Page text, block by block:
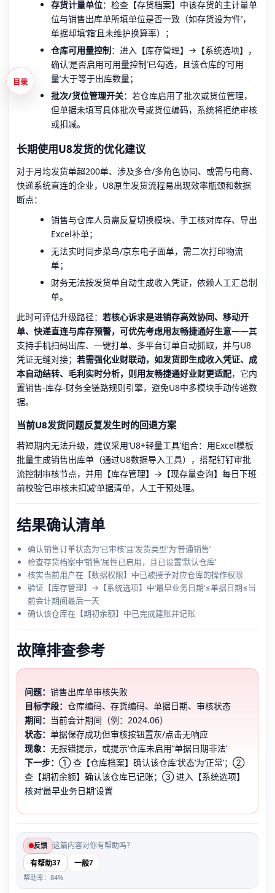
存货计量单位：检查【存货档案】中该存货的主计量单
位与销售出库单所填单位是否一致（如存货设为‘件’，
单据却填‘箱’且未维护换算率）；
仓库可用量控制：进入【库存管理】→【系统选项】，
确认‘是否启用可用量控制’已勾选，且该仓库的‘可用
量’大于等于出库数量；
批次/货位管理开关：若仓库启用了批次或货位管理，
但单据未填写具体批次号或货位编码，系统将拒绝审核
或扣减。
长期使用U8发货的优化建议
对于月均发货单超200单、涉及多仓/多角色协同、或需与电商、
快递系统直连的企业，U8原生发货流程易出现效率瓶颈和数据
断点：
销售与仓库人员需反复切换模块、手工核对库存、导出
Excel补单；
无法实时同步菜鸟/京东电子面单，需二次打印物流
单；
财务无法按发货单自动生成收入凭证，依赖人工汇总制
单。
此时可评估升级路径： 若核心诉求是进销存高效协同、移动开
单、快递直连与库存预警，可优先考虑用友畅捷通好生意——其
支持手机扫码出库、一键打单、多平台订单自动抓取，并与U8
凭证无缝对接； 若需强化业财联动，如发货即生成收入凭证、成
本自动结转、毛利实时分析，则用友畅捷通好业财更适配，它内
置销售-库存-财务全链路规则引擎，避免U8中多模块手动传递数
据。
当前U8发货问题反复发生时的回退方案
若短期内无法升级，建议采用‘U8+轻量工具’组合：用Excel模板
批量生成销售出库单（通过U8数据导入工具），搭配钉钉审批
流控制审核节点，并用【库存管理】→【现存量查询】每日下班
前校验‘已审核未扣减’单据清单，人工干预处理。
结果确认清单
确认销售订单状态为‘已审核’且‘发货类型’为‘普通销售’
检查存货档案中‘销售’属性已启用，且已设置‘默认仓库’
核实当前用户在【数据权限】中已被授予对应仓库的操作权限
验证【库存管理】→【系统选项】中‘最早业务日期’≤单据日期≤当
前会计期间最后一天
确认该仓库在【期初余额】中已完成建账并记账
故障排查参考
问题： 销售出库单审核失败
目标字段： 仓库编码、存货编码、单据日期、审核状态
期间： 当前会计期间（例：2024.06）
状态： 单据保存成功但审核按钮置灰/点击无响应
现象： 无报错提示，或提示‘仓库未启用’‘单据日期非法’
下一步： ① 查【仓库档案】确认该仓库‘状态’为‘正常’；②
查【期初余额】确认该仓库已记账；③ 进入【系统选项】
核对‘最早业务日期’设置
反馈 这篇内容对你有帮助吗？
有帮助37 一般7
帮助率：84%
目录